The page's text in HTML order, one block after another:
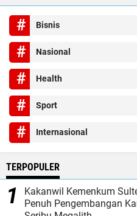
Bisnis
Nasional
Health
Sport
Internasional
TERPOPULER
Kakanwil Kemenkum
Penuh Pengembangan